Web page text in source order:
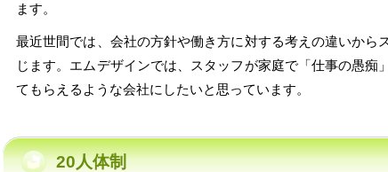
ます。
最近世間では、会社の方針や働き方に対する考えの違いから
じます。エムデザインでは、スタッフが家庭で「仕事の愚痴
てもらえるような会社にしたいと思っています。
20人体制